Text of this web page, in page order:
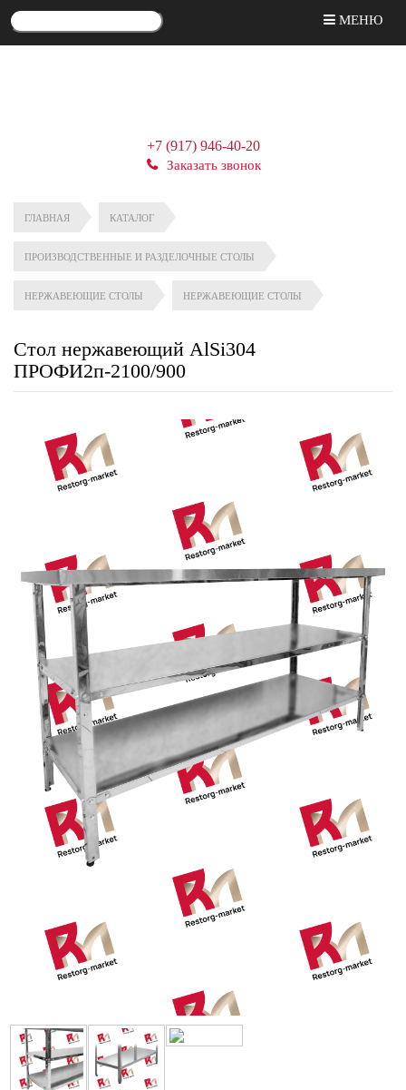
МЕНЮ
+7 (917) 946-40-20
Заказать звонок
ГЛАВНАЯ КАТАЛОГ
ПРОИЗВОДСТВЕННЫЕ И РАЗДЕЛОЧНЫЕ СТОЛЫ
НЕРЖАВЕЮЩИЕ СТОЛЫ НЕРЖАВЕЮЩИЕ СТОЛЫ
Стол нержавеющий AlSi304
ПРОФИ2п-2100/900